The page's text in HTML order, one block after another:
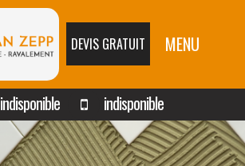
DEVIS GRATUIT MENU
indisponible indisponible